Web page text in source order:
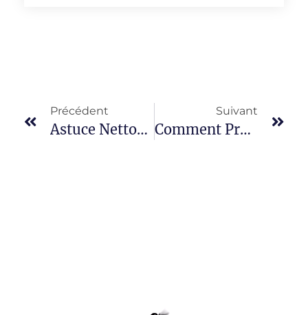
Précédent
Astuce Nettoyage Tapis : 10 Solutions Efficaces À Tester
Suivant
Comment Protéger Un Canapé En Cuir Contre Les Taches Et Les UV ?